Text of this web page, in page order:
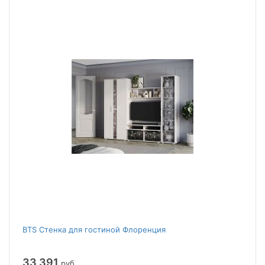
BTS Стенка для гостиной Флоренция
33 391